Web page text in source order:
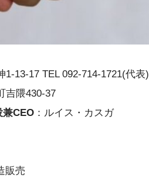
13-17 TEL 092-714-1721(代表)
吉隈430-37
兼CEO ：ルイス・カスガ
販売